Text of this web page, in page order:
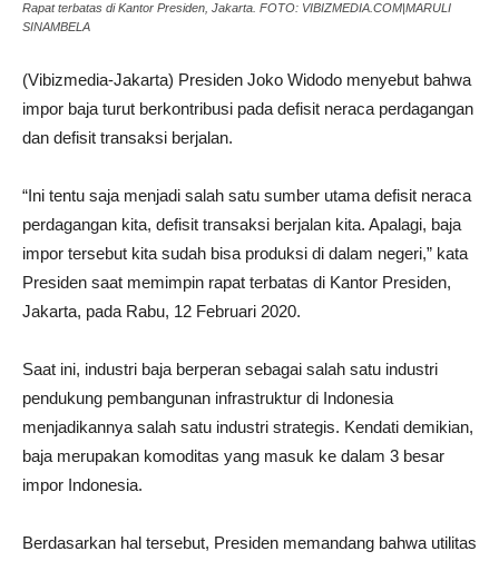
Rapat terbatas di Kantor Presiden, Jakarta. FOTO: VIBIZMEDIA.COM|MARULI
SINAMBELA
(Vibizmedia-Jakarta) Presiden Joko Widodo menyebut bahwa
impor baja turut berkontribusi pada defisit neraca perdagangan
dan defisit transaksi berjalan.
“Ini tentu saja menjadi salah satu sumber utama defisit neraca
perdagangan kita, defisit transaksi berjalan kita. Apalagi, baja
impor tersebut kita sudah bisa produksi di dalam negeri,” kata
Presiden saat memimpin rapat terbatas di Kantor Presiden,
Jakarta, pada Rabu, 12 Februari 2020.
Saat ini, industri baja berperan sebagai salah satu industri
pendukung pembangunan infrastruktur di Indonesia
menjadikannya salah satu industri strategis. Kendati demikian,
baja merupakan komoditas yang masuk ke dalam 3 besar
impor Indonesia.
Berdasarkan hal tersebut, Presiden memandang bahwa utilitas